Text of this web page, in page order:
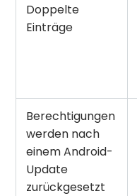
Doppelte
Einträge
Berechtigungen
werden nach
einem Android-
Update
zurückgesetzt